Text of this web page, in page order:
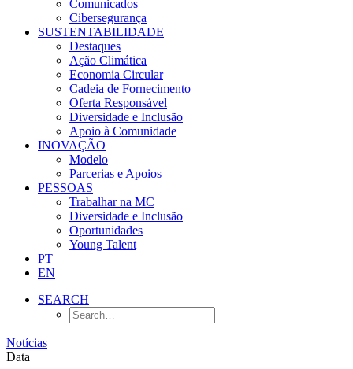
Comunicados
Cibersegurança
SUSTENTABILIDADE
Destaques
Ação Climática
Economia Circular
Cadeia de Fornecimento
Oferta Responsável
Diversidade e Inclusão
Apoio à Comunidade
INOVAÇÃO
Modelo
Parcerias e Apoios
PESSOAS
Trabalhar na MC
Diversidade e Inclusão
Oportunidades
Young Talent
PT
EN
SEARCH
Notícias
Data